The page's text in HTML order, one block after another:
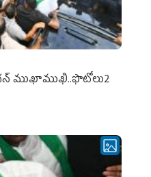
ముఖాముఖి..ఫొటోలు2